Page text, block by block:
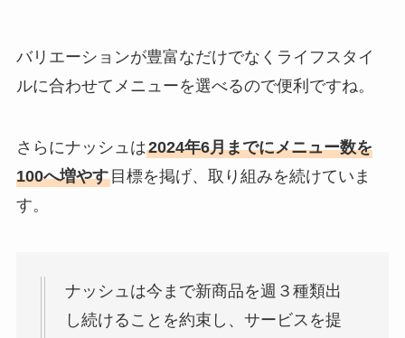
バリエーションが豊富なだけでなくライフスタイ
ルに合わせてメニューを選べるので便利ですね。
さらにナッシュは2024年6月までにメニュー数を
100へ増やす目標を掲げ、取り組みを続けていま
す。
ナッシュは今まで新商品を週３種類出
し続けることを約束し、サービスを提